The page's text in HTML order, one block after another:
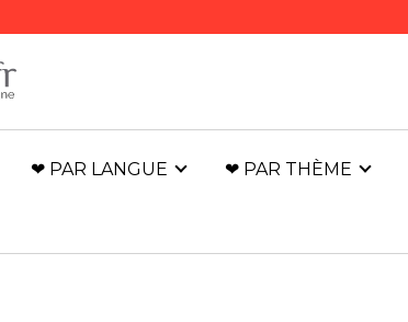
❤ PAR LANGUE ❤ PAR THÈME